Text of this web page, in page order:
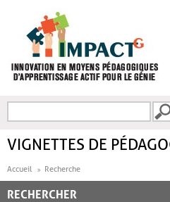
FORMULAIRE DE
VIGNETTES DE
Accueil Recherche
RECHERCHER